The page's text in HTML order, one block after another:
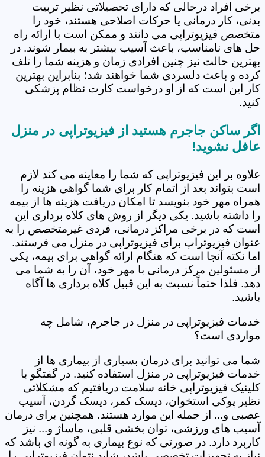
برخی افراد درحالی که دارای تحصیلاتی نظیر تربیت
بدنی، کار درمانی یا حرکات اصلاحی هستند، خود را
متخصص فیزیوتراپی می دانند و ممکن است با ارائه راه
حل های نامناسب، باعث آسیب بیشتر به بیمار شوند. در
بهترین حالت نیز چنین افرادی زمان و هزینه شما را تلف
کرده و باعث دلسردی شما خواهند شد؛ بنابراین بهترین
کار این است که از او درخواست کارت نظام پزشکی
کنید.
اگر ساکن جاجرم هستید از فیزیوتراپی در منزل
عافل نشوید!
علاوه بر این فیزیوتراپی که شما را معاینه می کند لازم
است بتواند بعد از اتمام کار برای شما گواهی هزینه را
همراه مهر خود بنویسد تا امکان دریافت هزینه ها از بیمه
را داشته باشید. یکی دیگر از روش های کلاه برداری این
است که در برخی مراکز درمانی، فردی غیرمتخصص را به
عنوان فیزیوتراپ برای فیزیوتراپی در منزل می فرستند.
اما نکته آنجا است که هنگام ارائه گواهی برای بیمه، یکی
از مسئولین مرکز درمانی با مهر خود، آن را به شما می
دهد. فلذا حتماً نسبت به این قبیل کلاه برداری ها آگاه
باشید.
خدمات فیزیوتراپی در منزل در جاجرم، شامل چه
مواردی است؟
شما می توانید برای درمان بسیاری از بیماری ها از
خدمات فیزیوتراپی در منزل استفاده کنید. در گفتگو با
کلینیک فیزیوتراپی خانه سلامت دریافتیم که مشکلاتی
نظیر پوکی استخوان، دیسک کمر، دیسک گردن، آسیب
عصبی و... از جمله این موارد هستند. همچنین برای درمان
آسیب های ورزشی، توان بخشی قلبی، ماساژ و... نیز
کاربرد دارد. در صورتی که نوع بیماری به گونه ای باشد که